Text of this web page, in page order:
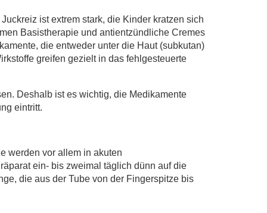
ist extrem stark, die Kinder kratzen sich
Basistherapie und antientzündliche Cremes
die entweder unter die Haut (subkutan)
greifen gezielt in das fehlgesteuerte
Deshalb ist es wichtig, die Medikamente
eintritt.
werden vor allem in akuten
ein- bis zweimal täglich dünn auf die
die aus der Tube von der Fingerspitze bis